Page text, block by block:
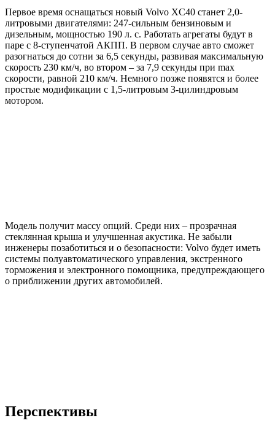
Первое время оснащаться новый Volvo XC40 станет 2,0-
литровыми двигателями: 247-сильным бензиновым и
дизельным, мощностью 190 л. с. Работать агрегаты будут в
паре с 8-ступенчатой АКПП. В первом случае авто сможет
разогнаться до сотни за 6,5 секунды, развивая максимальную
скорость 230 км/ч, во втором – за 7,9 секунды при max
скорости, равной 210 км/ч. Немного позже появятся и более
простые модификации с 1,5-литровым 3-цилиндровым
мотором.
Модель получит массу опций. Среди них – прозрачная
стеклянная крыша и улучшенная акустика. Не забыли
инженеры позаботиться и о безопасности: Volvo будет иметь
системы полуавтоматического управления, экстренного
торможения и электронного помощника, предупреждающего
о приближении других автомобилей.
Перспективы